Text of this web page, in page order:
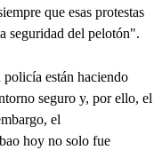
que esas protestas
seguridad del pelotón".
están haciendo
seguro y, por ello, el
el
hoy no solo fue